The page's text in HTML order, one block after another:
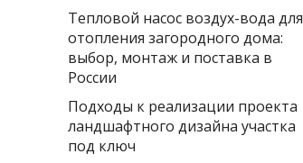
Тепловой насос воздух-вода для
отопления загородного дома:
выбор, монтаж и поставка в
России
Подходы к реализации проекта
ландшафтного дизайна участка
под ключ